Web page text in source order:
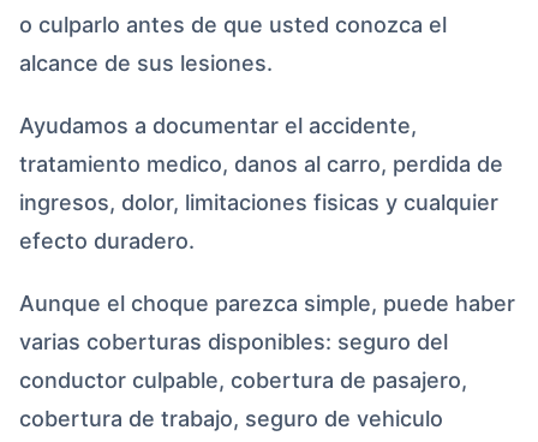
o culparlo antes de que usted conozca el
alcance de sus lesiones.
Ayudamos a documentar el accidente,
tratamiento medico, danos al carro, perdida de
ingresos, dolor, limitaciones fisicas y cualquier
efecto duradero.
Aunque el choque parezca simple, puede haber
varias coberturas disponibles: seguro del
conductor culpable, cobertura de pasajero,
cobertura de trabajo, seguro de vehiculo